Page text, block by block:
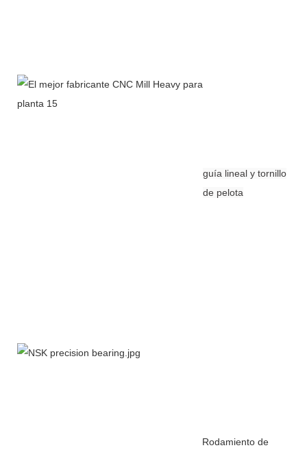
guía lineal y tornillo
de pelota
Rodamiento de